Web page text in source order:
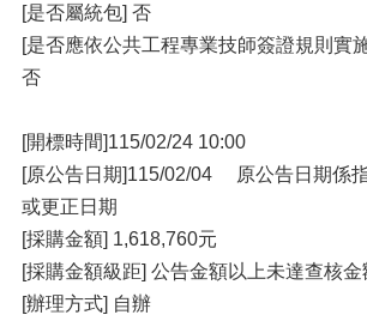
[是否屬統包] 否
[是否應依公共工程專業技師簽證規則實
否
[開標時間]115/02/24 10:00
[原公告日期]115/02/04 原公告日期係
或更正日期
[採購金額] 1,618,760元
[採購金額級距] 公告金額以上未達查核金
[辦理方式] 自辦